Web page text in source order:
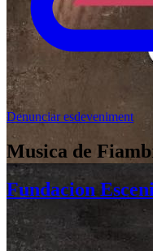
Denunciar esdeveniment
Musica de
Fundacion